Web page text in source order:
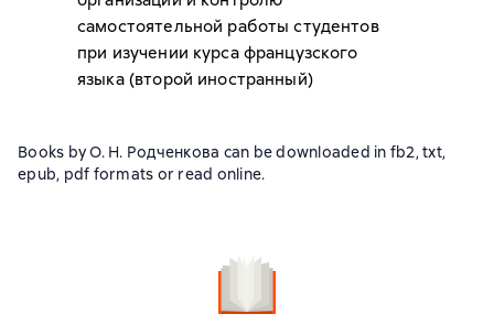
самостоятельной работы студентов
при изучении курса французского
языка (второй иностранный)
Books by О. Н. Родченкова can be downloaded in fb2, txt,
epub, pdf formats or read online.